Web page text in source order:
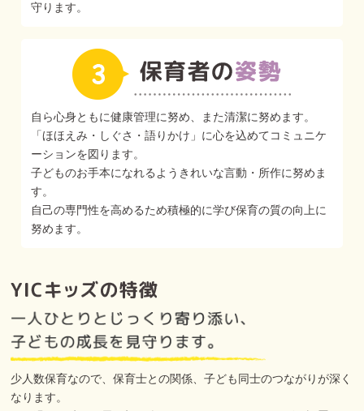
守ります。
自ら心身ともに健康管理に努め、また清潔に努めます。
「ほほえみ・しぐさ・語りかけ」に心を込めてコミュニケ
ーションを図ります。
子どものお手本になれるようきれいな言動・所作に努めま
す。
自己の専門性を高めるため積極的に学び保育の質の向上に
努めます。
少人数保育なので、保育士との関係、子ども同士のつながりが深く
なります。